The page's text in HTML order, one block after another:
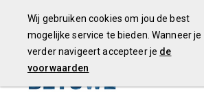
Wij gebruiken cookies om jou de best
mogelijke service te bieden. Wanneer je
verder navigeert accepteer je de
voorwaarden